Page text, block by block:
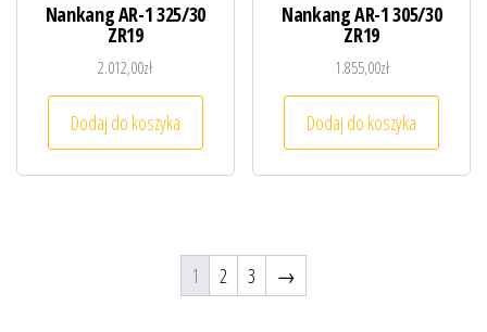
Nankang AR-1 325/30
ZR19
2.012,00zł
Dodaj do koszyka
Nankang AR-1 305/30
ZR19
1.855,00zł
Dodaj do koszyka
1 2 3 →